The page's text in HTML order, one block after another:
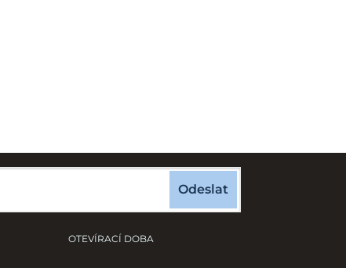
Odeslat
OTEVÍRACÍ DOBA